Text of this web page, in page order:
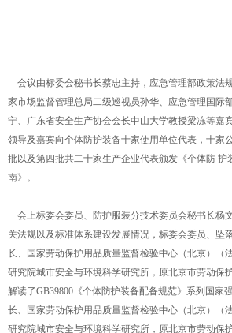
会议由标委会秘书长蔡忠主持，应急管理部政策法
家市场监督管理总局二级巡视员孙华、应急管理国际
宁、广东省安全生产协会会长中山大学教授梁冻等嘉
领导及嘉宾向个体防护装备十家使用单位代表，十家
批以及第四批共二十家生产企业代表颁发 《个体防 护
南》。
会上标委会委员、防护服装分技术委员会秘书长杨
关法规以及标准体系建设发展情况，标委会委员、坠
长、国家劳动保护用品质量监督检验中心（北京）（
研究院城市安全与环境科学研究所，原北京市劳动保
解读了GB39800《个体防护装备配备规范》系列国家
长、国家劳动保护用品质量监督检验中心（北京）（
研究院城市安全与环境科学研究所，原北京市劳动保